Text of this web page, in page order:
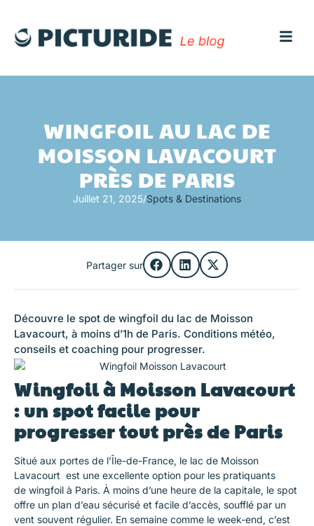
WINGFOIL AU LAC DE
MOISSON LAVACOURT
PRÈS DE PARIS
Juillet 21, 2025/Spots & Destinations
Partager sur
Découvre le spot de wingfoil du lac de Moisson
Lavacourt, à moins d’1h de Paris. Conditions météo,
conseils et coaching pour progresser.
Wingfoil à Moisson Lavacourt
: un spot facile pour
progresser tout près de Paris
Situé aux portes de l’Île-de-France, le lac de Moisson
Lavacourt est une excellente option pour les pratiquants
de wingfoil à Paris. À moins d’une heure de la capitale, le spot
offre un plan d’eau sécurisé et facile d’accès, soufflé par un
vent souvent régulier. En semaine comme le week-end, c’est